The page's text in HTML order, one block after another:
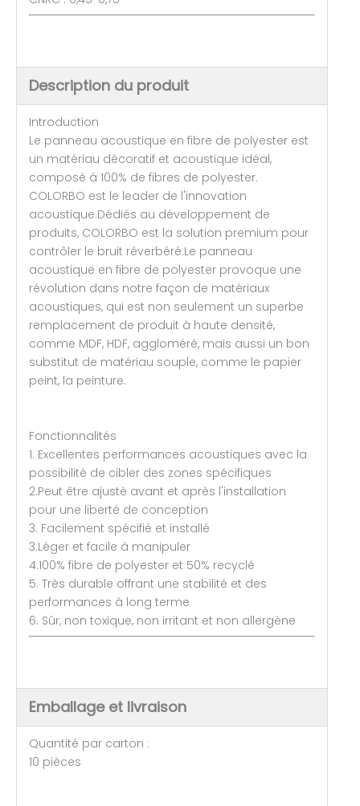
Description du produit
Introduction
Le panneau acoustique en fibre de polyester est
un matériau décoratif et acoustique idéal,
composé à 100% de fibres de polyester.
COLORBO est le leader de l'innovation
acoustique.Dédiés au développement de
produits, COLORBO est la solution premium pour
contrôler le bruit réverbéré.Le panneau
acoustique en fibre de polyester provoque une
révolution dans notre façon de matériaux
acoustiques, qui est non seulement un superbe
remplacement de produit à haute densité,
comme MDF, HDF, aggloméré, mais aussi un bon
substitut de matériau souple, comme le papier
peint, la peinture.
Fonctionnalités
1. Excellentes performances acoustiques avec la
possibilité de cibler des zones spécifiques
2.Peut être ajusté avant et après l'installation
pour une liberté de conception
3. Facilement spécifié et installé
3.Léger et facile à manipuler
4.100% fibre de polyester et 50% recyclé
5. Très durable offrant une stabilité et des
performances à long terme
6. Sûr, non toxique, non irritant et non allergène
Emballage et livraison
Quantité par carton :
10 pièces